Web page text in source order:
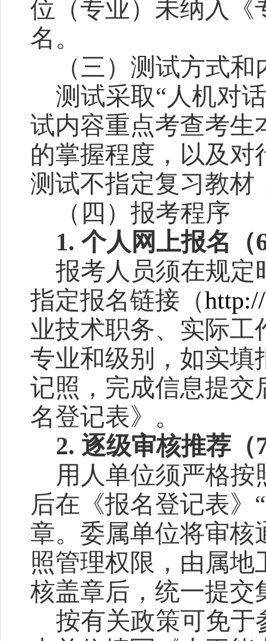
位（专业）未纳入《
名。
（三 ） 测试方式和
测试采取“人机对
试内容重点考查考生
的掌握程度， 以及 对
测试不指定复习教材
（四）报考程序
1. 个人网上报名（
报考人员须在规定
指定报名链接 （
业技术职务、 实际工
专业和级别
， 如实填
记照 ， 完成信息提交
名登记表》 。
2. 逐级审核推荐（
用人单位须严格按
后在 《报名登记表》
章。 委属单位将审核
照管理权限，由 属地
核盖章后 ， 统一提交
按有关政策可免于